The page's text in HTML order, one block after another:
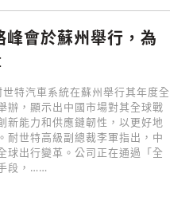
會於蘇州舉行，為
特汽車系統在蘇州舉行其年度全
辦，顯示出中國市場對其全球戰
新能力和供應鏈韌性，以更好地
耐世特高級副總裁李軍指出，中
球出行變革。公司正在通過「全
段，……